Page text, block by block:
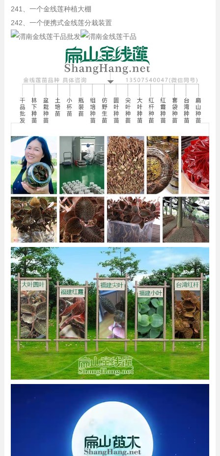
241、一个金线莲种植大棚
242、一个便携式金线莲分栽装置